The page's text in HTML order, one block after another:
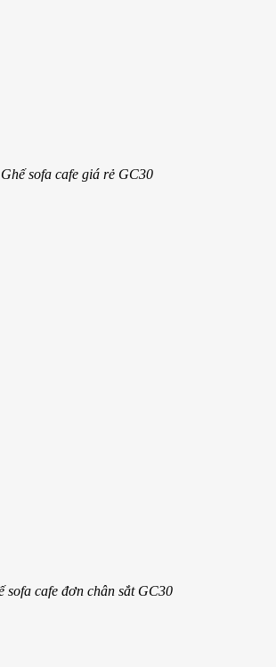
Ghế sofa cafe giá rẻ GC30
sofa cafe đơn chân sắt GC30